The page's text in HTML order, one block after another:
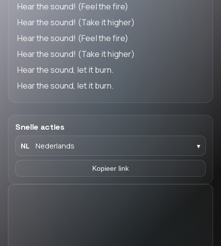
Snelle acties
NL Nederlands ▾
Kopieer link
Hear the sound! (Feel the fire)
Hear the sound! (Take it higher)
Hear the sound! (Feel the fire)
Hear the sound! (Take it higher)
Hear the sound, let it burn.
Hear the sound, let it burn.